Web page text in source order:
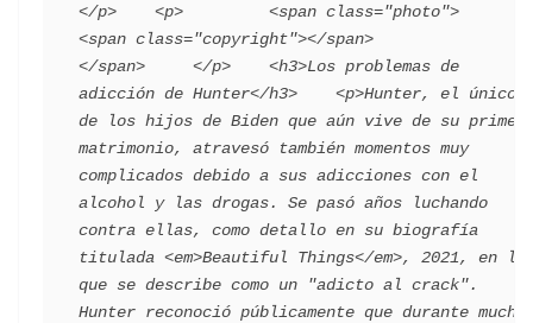
</p>    <p>         <span class="photo">
<span class="copyright"></span>
</span>     </p>    <h3>Los problemas de
adicción de Hunter</h3>    <p>Hunter, el único
de los hijos de Biden que aún vive de su primer
matrimonio, atravesó también momentos muy
complicados debido a sus adicciones con el
alcohol y las drogas. Se pasó años luchando
contra ellas, como detallo en su biografía
titulada <em>Beautiful Things</em>, 2021, en la
que se describe como un "adicto al crack".
Hunter reconoció públicamente que durante mucho